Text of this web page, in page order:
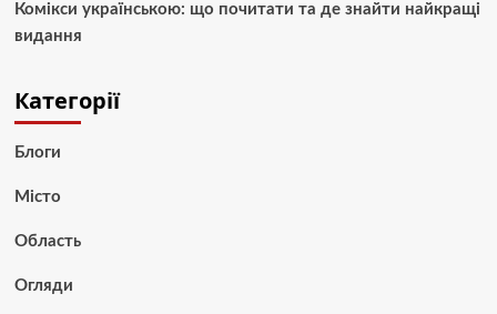
Комікси українською: що почитати та де знайти найкращі
видання
Категорії
Блоги
Місто
Область
Огляди